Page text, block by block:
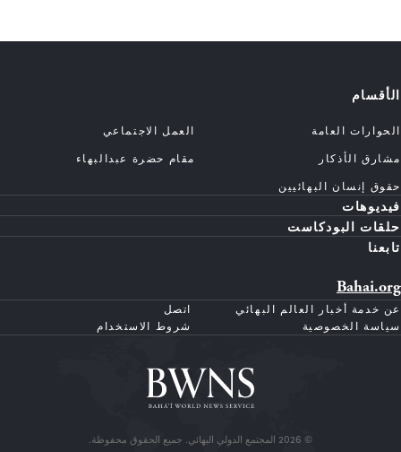
الأقسام
الحوارات العامة
العمل الاجتماعي
مشارق الأذكار
مقام حضرة عبدالبهاء
حقوق إنسان البهائيين
فيديوهات
حلقات البودكاست
تابعنا
Bahai.org
عن خدمة أخبار العالم البهائي
اتصل
سياسة الخصوصية
شروط الاستخدام
© 2026 المجتمع الدولي البهائي. جميع الحقوق محفوظة.